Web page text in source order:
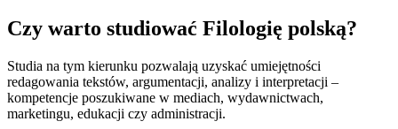
Czy warto studiować Filologię polską?
Studia na tym kierunku pozwalają uzyskać umiejętności
redagowania tekstów, argumentacji, analizy i interpretacji –
kompetencje poszukiwane w mediach, wydawnictwach,
marketingu, edukacji czy administracji.